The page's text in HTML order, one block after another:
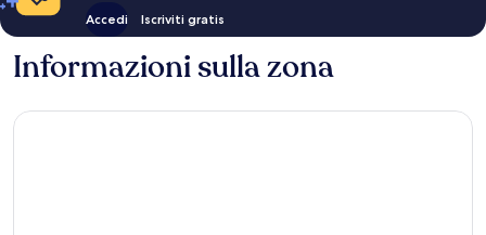
Accedi Iscriviti gratis
Informazioni sulla zona